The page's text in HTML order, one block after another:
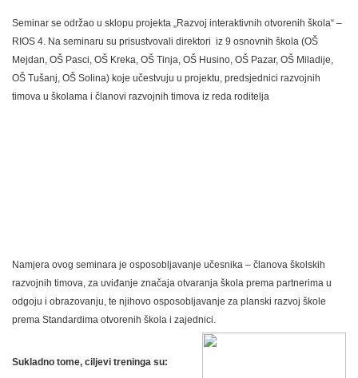
Seminar se održao u sklopu projekta „Razvoj interaktivnih otvorenih škola“ –
RIOS 4. Na seminaru su prisustvovali direktori iz 9 osnovnih škola (OŠ
Mejdan, OŠ Pasci, OŠ Kreka, OŠ Tinja, OŠ Husino, OŠ Pazar, OŠ Miladije,
OŠ Tušanj, OŠ Solina) koje učestvuju u projektu, predsjednici razvojnih
timova u školama i članovi razvojnih timova iz reda roditelja
Namjera ovog seminara je osposobljavanje učesnika – članova školskih
razvojnih timova, za uviđanje značaja otvaranja škola prema partnerima u
odgoju i obrazovanju, te njihovo osposobljavanje za planski razvoj škole
prema Standardima otvorenih škola i zajednici.
Sukladno tome, ciljevi treninga su: